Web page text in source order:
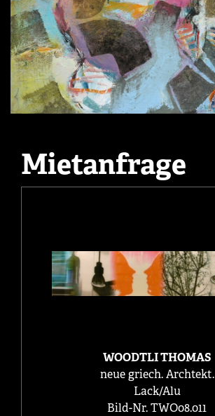
Mietanfrage
WOODTLI THOMAS
neue griech. Archtekt.
Lack/Alu
Bild-Nr. TWO08.011